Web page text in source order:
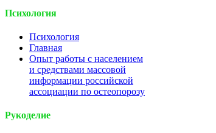
Психология
Психология
Главная
Опыт работы с населением
и средствами массовой
информации российской
ассоциации по остеопорозу
Рукоделие